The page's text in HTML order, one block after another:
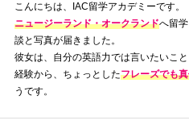
こんにちは、IAC留学アカデミーです。
ニュージーランド・オークランドへ留
談と写真が届きました。
彼女は、自分の英語力では言いたいこ
経験から、ちょっとしたフレーズでも
うです。